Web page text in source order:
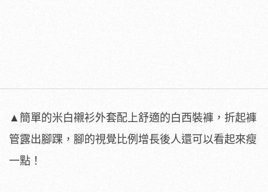
▲簡單的米白襯衫外套配上舒適的白西裝褲，折起褲
管露出腳踝，腳的視覺比例增長後人還可以看起來瘦
一點！